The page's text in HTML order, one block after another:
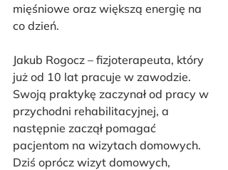
mięśniowe oraz większą energię na
co dzień.
Jakub Rogocz – fizjoterapeuta, który
już od 10 lat pracuje w zawodzie.
Swoją praktykę zaczynał od pracy w
przychodni rehabilitacyjnej, a
następnie zaczął pomagać
pacjentom na wizytach domowych.
Dziś oprócz wizyt domowych,